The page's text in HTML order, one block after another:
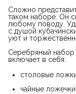
Сложно
таком наборе. Он
любому поводу.
с душой
уют и
Серебряный
включает в себя:
столовые
чайные ложечки;